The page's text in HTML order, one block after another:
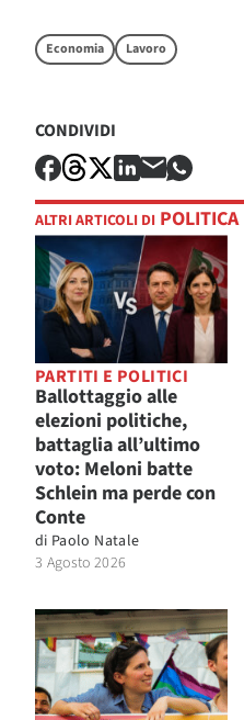
Economia Lavoro
CONDIVIDI
ALTRI ARTICOLI DI POLITICA
PARTITI E POLITICI
Ballottaggio alle
elezioni politiche,
battaglia all’ultimo
voto: Meloni batte
Schlein ma perde con
Conte
di Paolo Natale
3 Agosto 2026